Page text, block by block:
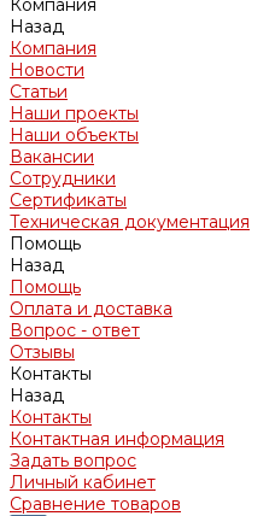
Компания
Назад
Компания
Новости
Статьи
Наши проекты
Наши объекты
Вакансии
Сотрудники
Сертификаты
Техническая документация
Помощь
Назад
Помощь
Оплата и доставка
Вопрос - ответ
Отзывы
Контакты
Назад
Контакты
Контактная информация
Задать вопрос
Личный кабинет
Сравнение товаров